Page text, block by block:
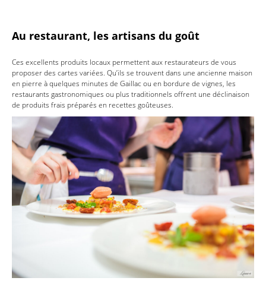
Au restaurant, les artisans du goût
Ces excellents produits locaux permettent aux restaurateurs de vous
proposer des cartes variées. Qu’ils se trouvent dans une ancienne maison
en pierre à quelques minutes de Gaillac ou en bordure de vignes, les
restaurants gastronomiques ou plus traditionnels offrent une déclinaison
de produits frais préparés en recettes goûteuses.